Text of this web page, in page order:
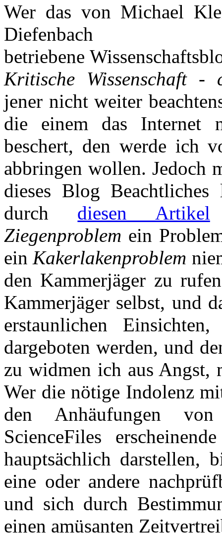
Wer das von Michael
Diefenbach
betriebene
Kritische Wissenschaft -
jener nicht weiter
die einem das Internet
beschert, den werde ich
abbringen wollen. Jedoch
dieses Blog
durch diesen Artikel
Ziegenproblem ein
ein Kakerlakenproblem
den Kammerjäger zu
Kammerjäger selbst, und
erstaunlichen
dargeboten werden, und
zu widmen ich aus Angst,
Wer die nötige Indolenz
den Anhäufungen
ScienceFiles
hauptsächlich
eine oder andere
und sich durch
einen amüsanten